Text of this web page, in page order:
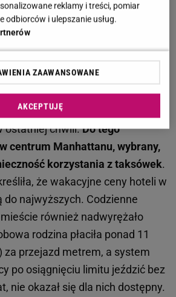
Dowborów
nie są tanie
na Instagramie, już sam
sporym wydatkiem, bo bilety
ostatniej chwili.Do tego
centrum Manhattanu, wybrany,
korzystania z taksówek.
że wakacyjne ceny hoteli w
do najwyższych. Codzienne
również nadwyrężało
rodzina płaciła ponad 11
za przejazd metrem, a system
po osiągnięciu limitu jeździć bez
nie okazał się dla nich dostępny.
reklamy i treści, pomiar
odbiorców i ulepszanie usług.
ZAAWANSOWANE
AKCEPTUJĘ